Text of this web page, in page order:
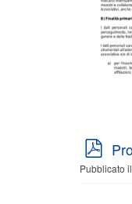
p
d
Pubblicato